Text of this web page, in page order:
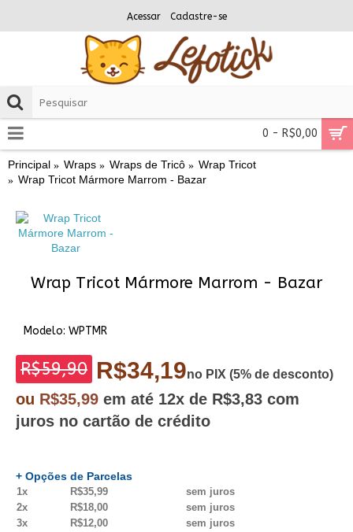
Acessar Cadastre-se
0 - R$0,00
Principal Wraps Wraps de Tricô
Wrap Tricot
Wrap Tricot Mármore Marrom - Bazar
Wrap Tricot Mármore Marrom - Bazar
Modelo: WPTMR
R$59,90 R$34,19no PIX (5% de desconto)
ou R$35,99 em até 12x de R$3,83 com
juros no cartão de crédito
+ Opções de Parcelas
1x R$35,99
sem juros
2x
R$18,00
sem juros
3x
R$12,00
sem juros